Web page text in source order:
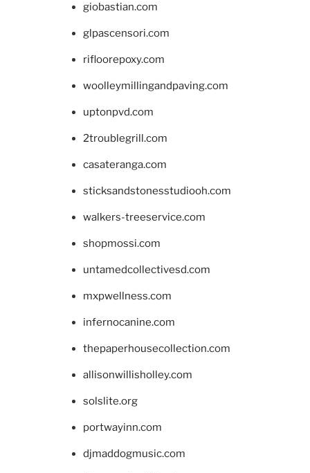
giobastian.com
glpascensori.com
rifloorepoxy.com
woolleymillingandpaving.com
uptonpvd.com
2troublegrill.com
casateranga.com
sticksandstonesstudiooh.com
walkers-treeservice.com
shopmossi.com
untamedcollectivesd.com
mxpwellness.com
infernocanine.com
thepaperhousecollection.com
allisonwillisholley.com
solslite.org
portwayinn.com
djmaddogmusic.com